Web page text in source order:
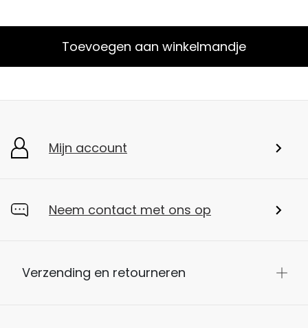
Toevoegen aan winkelmandje
Mijn account
Neem contact met ons op
Verzending en retourneren